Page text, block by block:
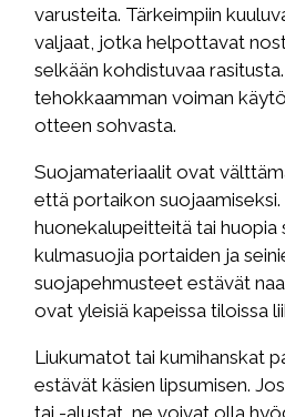
varusteita. Tärkeimpiin
valjaat, jotka helpottavat
selkään kohdistuvaa
tehokkaamman voiman
otteen sohvasta.
Suojamateriaalit ovat
että portaikon suojaamiseksi.
huonekalupeitteitä tai huopia
kulmasuojia portaiden ja
suojapehmusteet estävät
ovat yleisiä kapeissa tiloissa
Liukumatot tai kumihanskat
estävät käsien lipsumisen.